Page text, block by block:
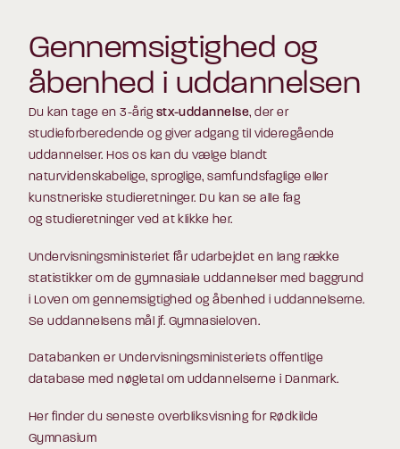
Gennemsigtighed og
åbenhed i uddannelsen
Du kan tage en 3-årig stx-uddannelse, der er
studieforberedende og giver adgang til videregående
uddannelser. Hos os kan du vælge blandt
naturvidenskabelige, sproglige, samfundsfaglige eller
kunstneriske studieretninger. Du kan se alle fag
ogstudieretningerved at klikke her.
Undervisningsministeriet får udarbejdet en lang række
statistikker om de gymnasiale uddannelser med baggrund
i Loven om gennemsigtighed og åbenhed i uddannelserne.
Se uddannelsens mål jf. Gymnasieloven.
Databanken er Undervisningsministeriets offentlige
database med nøgletal om uddannelserne i Danmark.
Her finder du seneste overbliksvisning for Rødkilde
Gymnasium